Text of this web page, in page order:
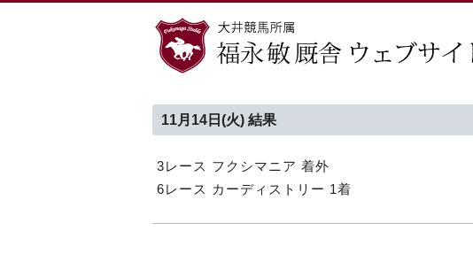
11月14日(火) 結果
3レース フクシマニア 着外
6レース カーディストリー 1着